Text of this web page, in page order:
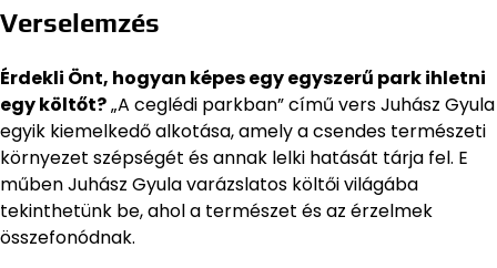
Verselemzés
Érdekli Önt, hogyan képes egy egyszerű park ihletni
egy költőt?„A ceglédi parkban” című vers Juhász Gyula
egyik kiemelkedő alkotása, amely a csendes természeti
környezet szépségét és annak lelki hatását tárja fel. E
műben Juhász Gyula varázslatos költői világába
tekinthetünk be, ahol a természet és az érzelmek
összefonódnak.